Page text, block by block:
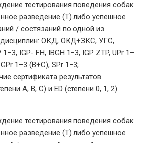
тестирования поведения собак
разведение (Т) либо успешное
/ состязаний по одной из
дисциплин: ОКД, ОКД+ЗКС, УГС,
IGP- FH, IBGH 1–3, IGP ZTP, UPr 1–
1–3 (B+C), SPr 1–3;
сертификата результатов
A, B, C) и ED (степени 0, 1, 2).
тестирования поведения собак
разведение (Т) либо успешное